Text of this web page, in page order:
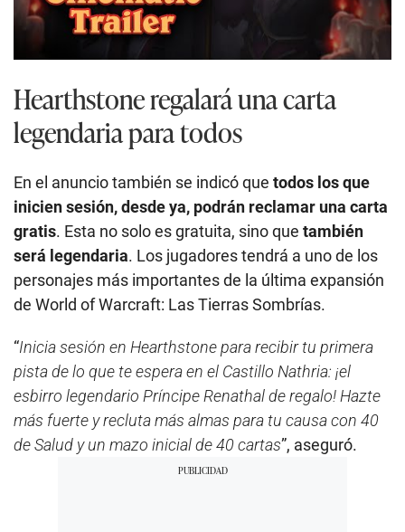
Hearthstone regalará una carta
legendaria para todos
En el anuncio también se indicó que todos los que
inicien sesión, desde ya, podrán reclamar una carta
gratis. Esta no solo es gratuita, sino que también
será legendaria. Los jugadores tendrá a uno de los
personajes más importantes de la última expansión
de World of Warcraft: Las Tierras Sombrías.
“Inicia sesión en Hearthstone para recibir tu primera
pista de lo que te espera en el Castillo Nathria: ¡el
esbirro legendario Príncipe Renathal de regalo! Hazte
más fuerte y recluta más almas para tu causa con 40
de Salud y un mazo inicial de 40 cartas”, aseguró.